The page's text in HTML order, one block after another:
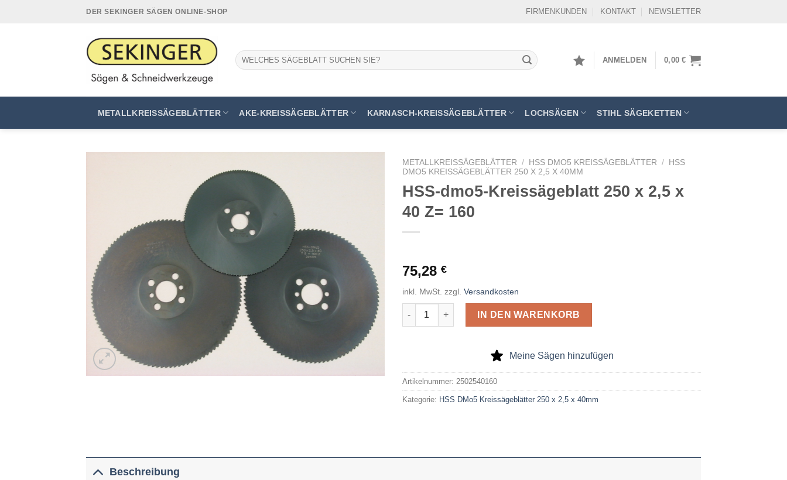
DER SEKINGER SÄGEN ONLINE-SHOP FIRMENKUNDEN KONTAKT NEWSLETTER
Suchen
nach:
ANMELDEN 0,00€
METALLKREISSÄGEBLÄTTER AKE-KREISSÄGEBLÄTTER KARNASCH-KREISSÄGEBLÄTTER LOCHSÄGEN STIHL SÄGEKETTEN
hinzufügen
METALLKREISSÄGEBLÄTTER / HSS DMO5 KREISSÄGEBLÄTTER /
HSS
DMO5 KREISSÄGEBLÄTTER 250 X 2,5 X 40MM
HSS-dmo5-Kreissägeblatt 250 x 2,5 x
40 Z= 160
75,28 €
inkl. MwSt. zzgl. Versandkosten
HSS-dmo5-Kreissägeblatt 250 x 2,5 x 40 Z= 160 Menge
IN DEN WARENKORB
Meine Sägen hinzufügen
Artikelnummer: 2502540160
Kategorie: HSS DMo5 Kreissägeblätter 250 x 2,5 x 40mm
Beschreibung